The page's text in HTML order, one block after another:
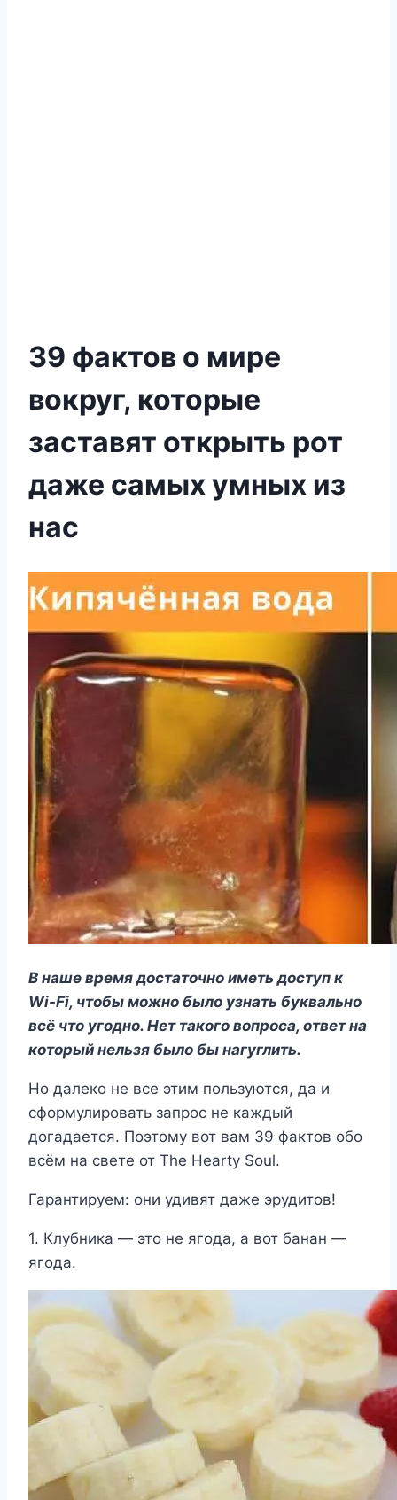
39 фактов о мире
вокруг, которые
заставят открыть рот
даже самых умных из
нас
В наше время достаточно иметь доступ к
Wi-Fi, чтобы можно было узнать буквально
всё что угодно. Нет такого вопроса, ответ на
который нельзя было бы нагуглить.
Но далеко не все этим пользуются, да и
сформулировать запрос не каждый
догадается. Поэтому вот вам 39 фактов обо
всём на свете от The Hearty Soul.
Гарантируем: они удивят даже эрудитов!
1. Клубника — это не ягода, а вот банан —
ягода.